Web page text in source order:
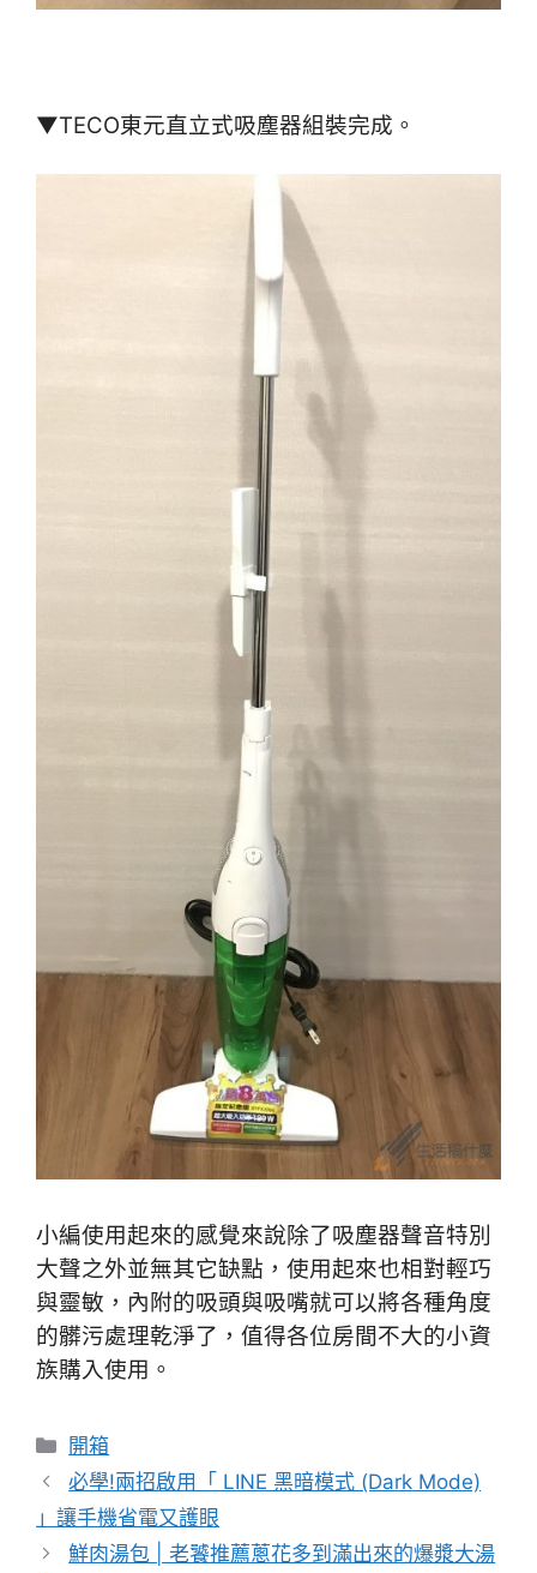
▼TECO東元直立式吸塵器組裝完成。
小編使用起來的感覺來說除了吸塵器聲音特別
大聲之外並無其它缺點，使用起來也相對輕巧
與靈敏，內附的吸頭與吸嘴就可以將各種角度
的髒污處理乾淨了，值得各位房間不大的小資
族購入使用。
分
類
開箱
必學!兩招啟用「 LINE 黑暗模式 (Dark Mode)
」讓手機省電又護眼
鮮肉湯包 | 老饕推薦蔥花多到滿出來的爆漿大湯